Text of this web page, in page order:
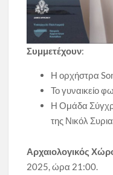
Συμμετέχουν:
Η ορχήστρα
Το γυναικείο
Η Ομάδα
της Νικόλ
Αρχαιολογικός
2025, ώρα 21:00.